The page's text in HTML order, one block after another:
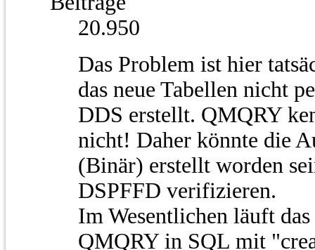
20.950
Das Problem ist hier
das neue Tabellen nicht
DDS erstellt. QMQRY
nicht! Daher könnte die
(Binär) erstellt worden
DSPFFD verifizieren.
Im Wesentlichen läuft
QMQRY in SQL mit